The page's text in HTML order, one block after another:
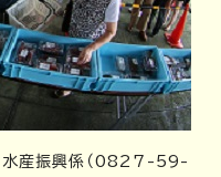
水産振興係（0827-59-